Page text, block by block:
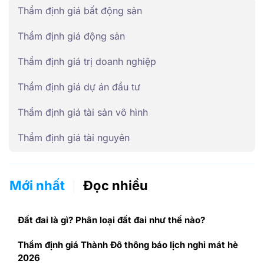
Thẩm định giá bất động sản
Thẩm định giá động sản
Thẩm định giá trị doanh nghiệp
Thẩm định giá dự án đầu tư
Thẩm định giá tài sản vô hình
Thẩm định giá tài nguyên
Mới nhất Đọc nhiều
Đất đai là gì? Phân loại đất đai như thế nào?
Thẩm định giá Thành Đô thông báo lịch nghỉ mát hè
2026